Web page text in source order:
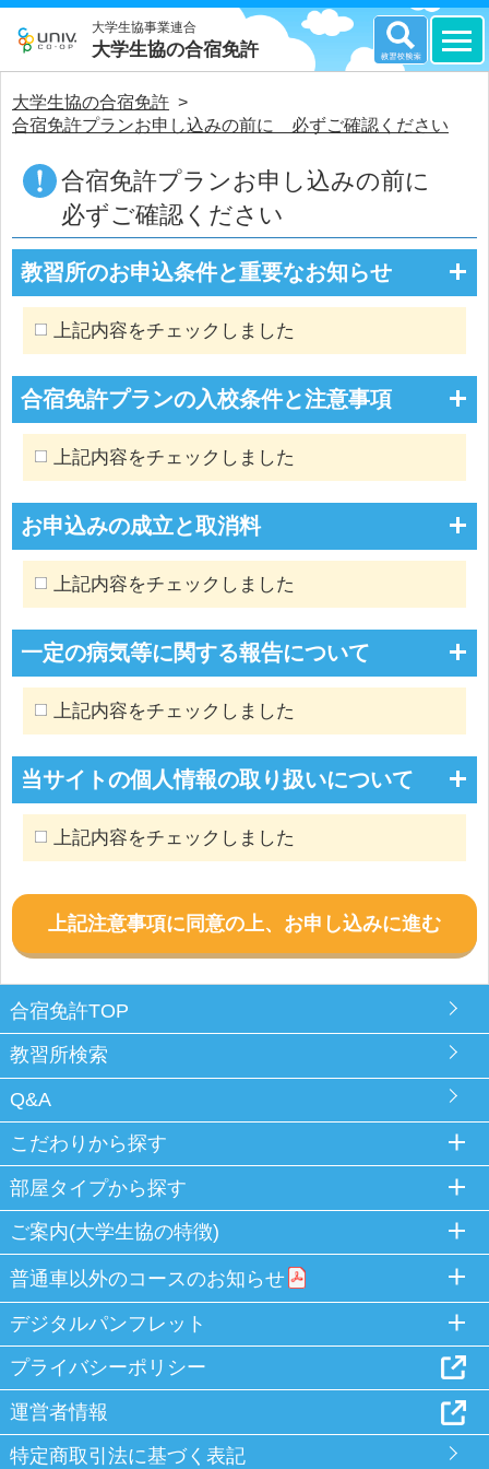
大学生協事業連合
大学生協の合宿免許
大学生協の合宿免許 >
合宿免許プランお申し込みの前に 必ずご確認ください
合宿免許プランお申し込みの前に
必ずご確認ください
教習所のお申込条件と重要なお知らせ
上記内容をチェックしました
合宿免許プランの入校条件と注意事項
上記内容をチェックしました
お申込みの成立と取消料
上記内容をチェックしました
一定の病気等に関する報告について
上記内容をチェックしました
当サイトの個人情報の取り扱いについて
上記内容をチェックしました
上記注意事項に同意の上、お申し込みに進む
合宿免許TOP
教習所検索
Q&A
こだわりから探す
部屋タイプから探す
ご案内(大学生協の特徴)
普通車以外のコースのお知らせ
デジタルパンフレット
プライバシーポリシー
運営者情報
特定商取引法に基づく表記